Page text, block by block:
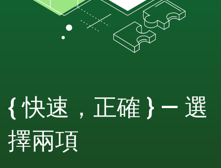
{ 快速，正確 } — 選
擇兩項